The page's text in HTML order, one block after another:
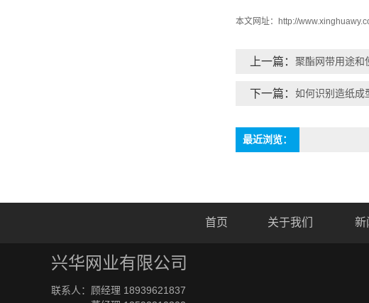
本文网址： http://
上一篇： 聚酯网带用途和
下一篇： 如何识别造纸成
最近浏览：
首页 关于我们 新
兴华网业有限公司
联系人：顾经理 18939621837